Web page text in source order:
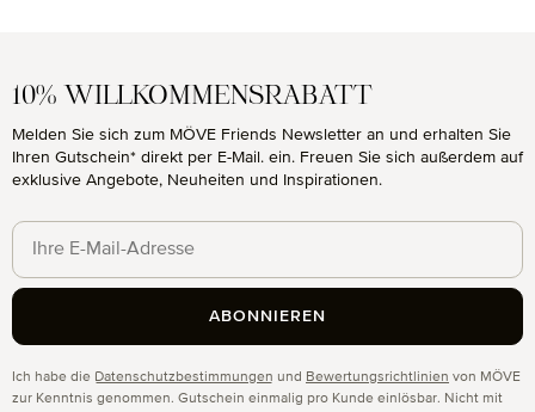
10% WILLKOMMENSRABATT
Melden Sie sich zum MÖVE Friends Newsletter an und erhalten Sie
Ihren Gutschein* direkt per E-Mail. ein. Freuen Sie sich außerdem auf
exklusive Angebote, Neuheiten und Inspirationen.
Ich habe die Datenschutzbestimmungen und Bewertungsrichtlinien von MÖVE
zur Kenntnis genommen. Gutschein einmalig pro Kunde einlösbar. Nicht mit
ABONNIEREN